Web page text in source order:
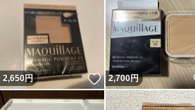
2,650円 いいね！
2,700円